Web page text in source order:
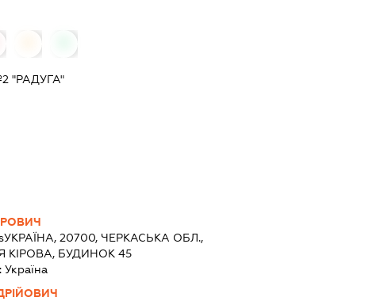
"РАДУГА"
УКРАЇНА, 20700, ЧЕРКАСЬКА ОБЛ.,
КІРОВА, БУДИНОК 45
Україна